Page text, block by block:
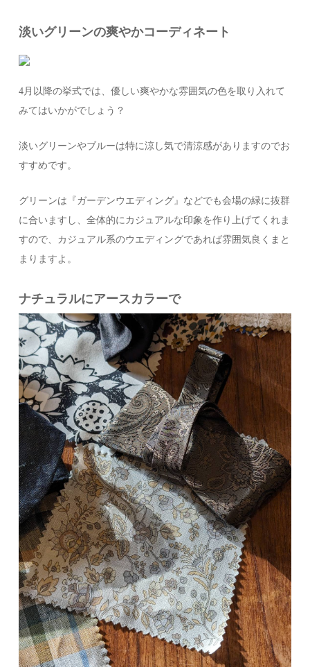
淡いグリーンの爽やかコーディネート
4月以降の挙式では、優しい爽やかな雰囲気の色を取り入れて
みてはいかがでしょう？
淡いグリーンやブルーは特に涼し気で清涼感がありますのでお
すすめです。
グリーンは『ガーデンウエディング』などでも会場の緑に抜群
に合いますし、全体的にカジュアルな印象を作り上げてくれま
すので、カジュアル系のウエディングであれば雰囲気良くまと
まりますよ。
ナチュラルにアースカラーで